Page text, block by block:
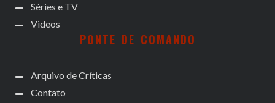
Séries e TV
Videos
PONTE DE COMANDO
Arquivo de Críticas
Contato